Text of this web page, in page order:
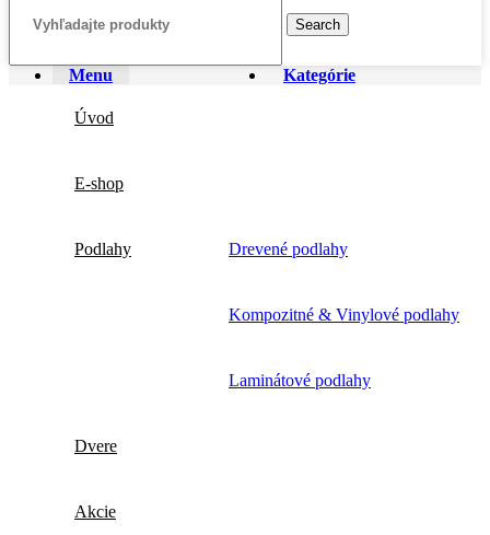
Search
Kategórie
Menu
Úvod
E-shop
Podlahy Drevené podlahy
Kompozitné & Vinylové podlahy
Laminátové podlahy
Dvere
Akcie